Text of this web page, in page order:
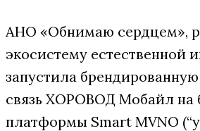
АНО «Обнимаю сердцем»,
экосистему естественной
запустила
связь ХОРОВОД Мобайл на
платформы Smart MVNO